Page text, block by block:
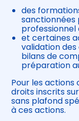
des
sanctionnées
professionnel
et certaines
validation des
bilans de
préparation
Pour les actions
droits inscrits
sans plafond
à ces actions.